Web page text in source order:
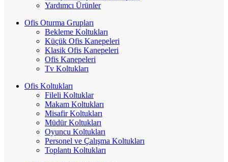
Yardımcı Ürünler
Ofis Oturma Grupları
Bekleme Koltukları
Küçük Ofis Kanepeleri
Klasik Ofis Kanepeleri
Ofis Kanepeleri
Tv Koltukları
Ofis Koltukları
Fileli Koltuklar
Makam Koltukları
Misafir Koltukları
Müdür Koltukları
Oyuncu Koltukları
Personel ve Çalışma Koltukları
Toplantı Koltukları